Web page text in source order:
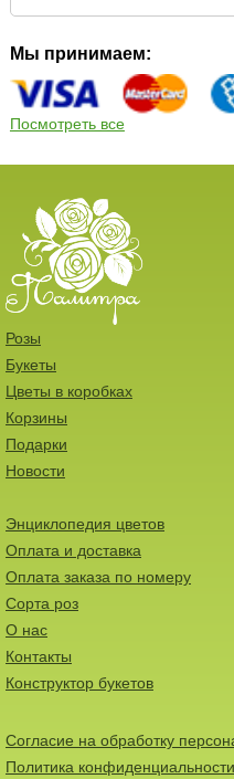
Мы принимаем:
Посмотреть все
Розы
Букеты
Цветы в коробках
Корзины
Подарки
Новости
Энциклопедия цветов
Оплата и доставка
Оплата заказа по номеру
Сорта роз
О нас
Контакты
Конструктор букетов
Согласие на обработку
Политика конфиденциальности